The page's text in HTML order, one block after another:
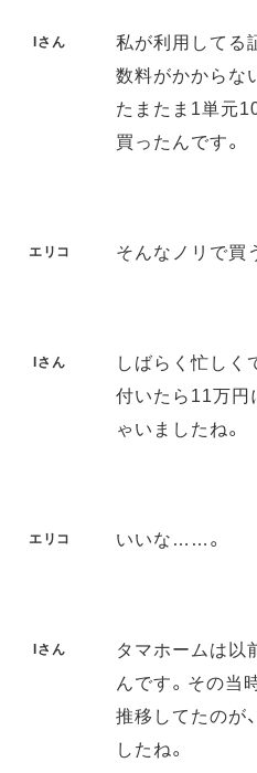
Iさん
私が利用してる
数料がかからな
たまたま1単元
買ったんです。
エリコ そんなノリで買
Iさん
しばらく忙しく
付いたら11万円
ゃいましたね。
エリコ いいな……。
Iさん
タマホームは以
んです。その当
推移してたのが
したね。